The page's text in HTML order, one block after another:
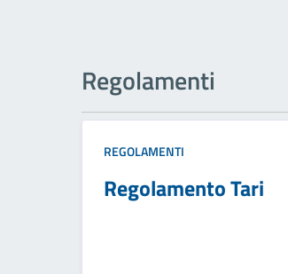
Regolamenti
REGOLAMENTI
Regolamento Tari